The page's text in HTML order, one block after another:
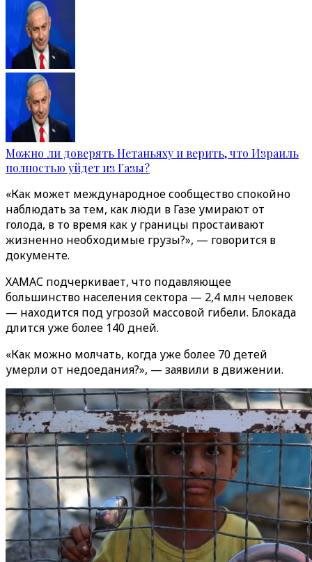
Можно ли доверять Нетаньяху и верить, что Израиль
полностью уйдет из Газы?
«Как может международное сообщество спокойно
наблюдать за тем, как люди в Газе умирают от
голода, в то время как у границы простаивают
жизненно необходимые грузы?», — говорится в
документе.
ХАМАС подчеркивает, что подавляющее
большинство населения сектора — 2,4 млн человек
— находится под угрозой массовой гибели. Блокада
длится уже более 140 дней.
«Как можно молчать, когда уже более 70 детей
умерли от недоедания?», — заявили в движении.